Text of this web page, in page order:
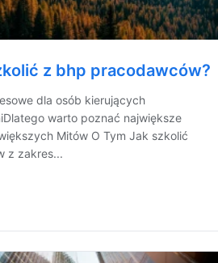
z bhp pracodawców?
dla osób kierujących
warto poznać największe
Mitów O Tym Jak szkolić
z zakres...